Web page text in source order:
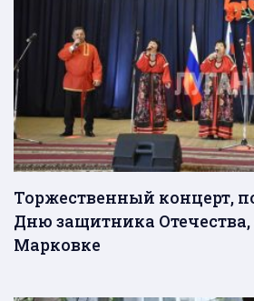
Торжественный концерт,
Дню защитника Отечества,
Марковке